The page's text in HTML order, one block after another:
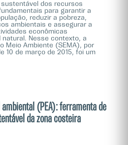
dos recursos
para garantir a
reduzir a pobreza,
ambientais e assegurar a
econômicas
Nesse contexto, a
Meio Ambiente (SEMA), por
10 de março de 2015, foi um
(PEA): ferramenta de
da zona costeira